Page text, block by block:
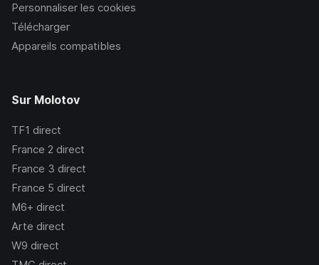
Personnaliser les cookies
Télécharger
Appareils compatibles
Sur Molotov
TF1 direct
France 2 direct
France 3 direct
France 5 direct
M6+ direct
Arte direct
W9 direct